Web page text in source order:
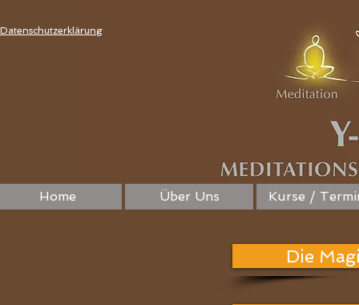
Datenschutzerklärung
Home Über Uns Kurse /
Die